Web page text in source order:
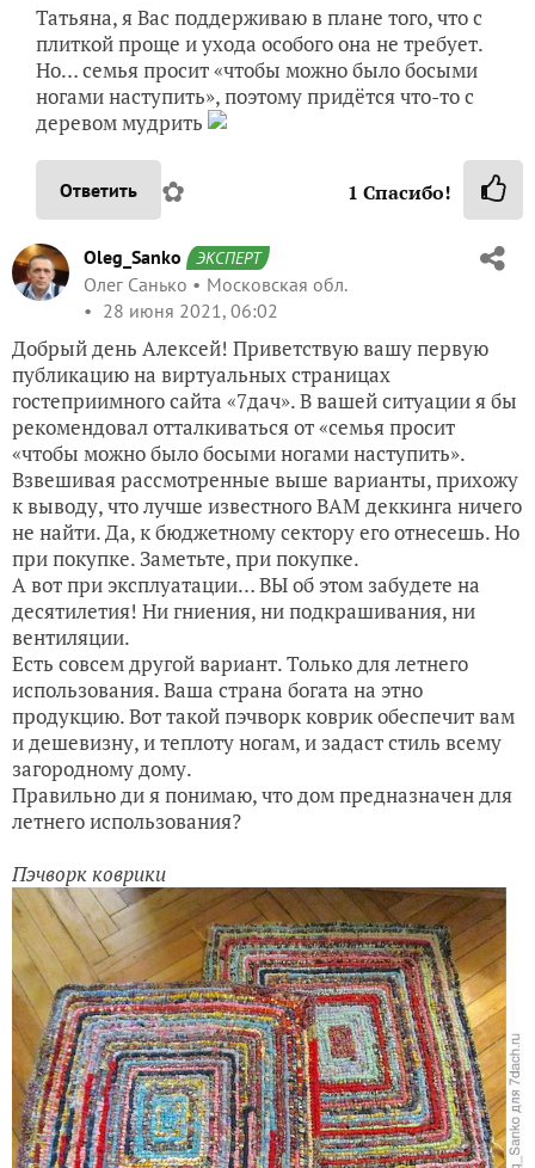
Татьяна, я Вас поддерживаю в плане того, что с
плиткой проще и ухода особого она не требует.
Но… семья просит «чтобы можно было босыми
ногами наступить», поэтому придётся что-то с
деревом мудрить
Ответить ✿ 1 Спасибо!
Oleg_Sanko ЭКСПЕРТ
Олег Санько
Московская обл.
28 июня 2021, 06:02
Добрый день Алексей! Приветствую вашу первую
публикацию на виртуальных страницах
гостеприимного сайта «7дач». В вашей ситуации я бы
рекомендовал отталкиваться от «семья просит
«чтобы можно было босыми ногами наступить».
Взвешивая рассмотренные выше варианты, прихожу
к выводу, что лучше известного ВАМ деккинга ничего
не найти. Да, к бюджетному сектору его отнесешь. Но
при покупке. Заметьте, при покупке.
А вот при эксплуатации… ВЫ об этом забудете на
десятилетия! Ни гниения, ни подкрашивания, ни
вентиляции.
Есть совсем другой вариант. Только для летнего
использования. Ваша страна богата на этно
продукцию. Вот такой пэчворк коврик обеспечит вам
и дешевизну, и теплоту ногам, и задаст стиль всему
загородному дому.
Правильно ди я понимаю, что дом предназначен для
летнего использования?
Пэчворк коврики